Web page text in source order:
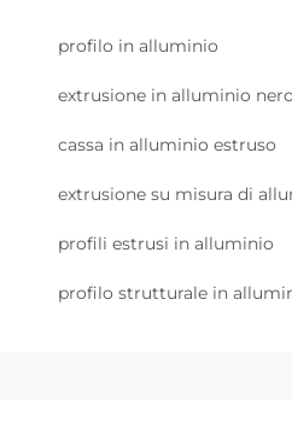
profilo in alluminio
extrusione in alluminio nero
cassa in alluminio estruso
extrusione su misura di
profili estrusi in alluminio
profilo strutturale in